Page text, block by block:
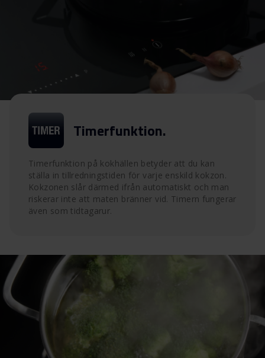
Timerfunktion.
Timerfunktion på kokhällen betyder att du kan
ställa in tillredningstiden för varje enskild kokzon.
Kokzonen slår därmed ifrån automatiskt och man
riskerar inte att maten bränner vid. Timern fungerar
även som tidtagarur.